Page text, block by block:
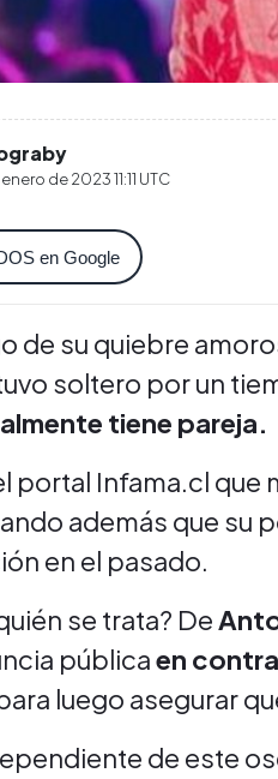
de 2023 11:11 UTC
en Google
de su quiebre
soltero por un
tiene pareja.
portal Infama.cl que
además que su
en el pasado.
se trata? De
públicaen
luego asegurar
de este